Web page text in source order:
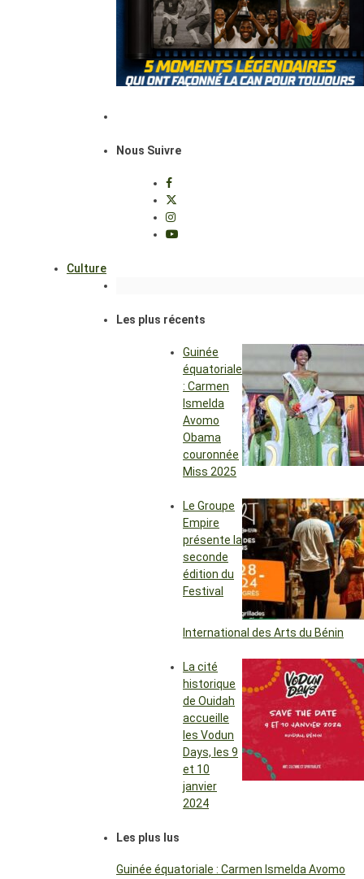
Nous Suivre
Culture
Les plus récents
Guinée
équatoriale
: Carmen
Ismelda
Avomo
Obama
couronnée
Miss 2025
Le Groupe
Empire
présente la
seconde
édition du
Festival
International des Arts du Bénin
La cité
historique
de Ouidah
accueille
les Vodun
Days, les 9
et 10
janvier
2024
Les plus lus
Guinée équatoriale : Carmen Ismelda Avomo